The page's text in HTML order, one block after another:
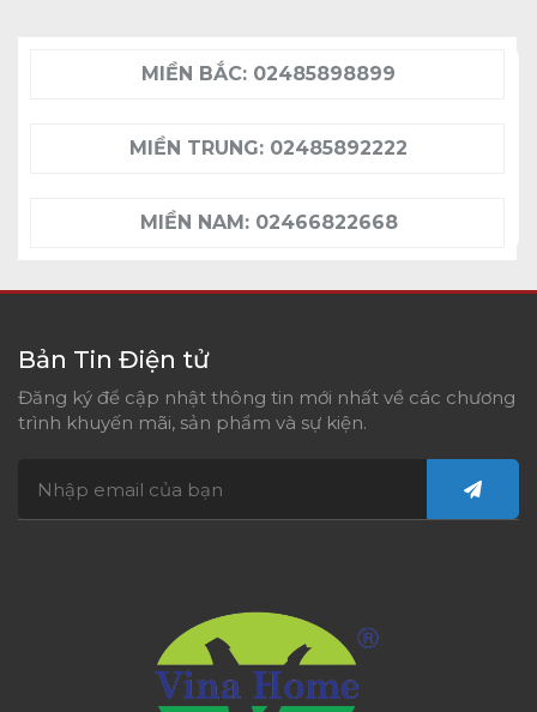
MIỀN BẮC: 02485898899
MIỀN TRUNG: 02485892222
MIỀN NAM: 02466822668
Bản Tin Điện tử
Đăng ký để cập nhật thông tin mới nhất về các chương
trình khuyến mãi, sản phẩm và sự kiện.